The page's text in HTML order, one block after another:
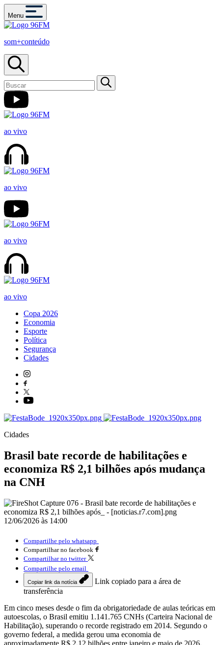
Menu
som+conteúdo
ao vivo
ao vivo
ao vivo
ao vivo
Copa 2026
Economia
Esporte
Política
Segurança
Cidades
Cidades
Brasil bate recorde de habilitações e
economiza R$ 2,1 bilhões após mudança
na CNH
12/06/2026 às 14:00
Compartilhe pelo whatsapp
Compartilhar no facebook
Compartilhar no twitter
Compartilhe pelo email
Copiar link da notícia
Link copiado para a área de
transferência
Em cinco meses desde o fim da obrigatoriedade de aulas teóricas em
autoescolas, o Brasil emitiu 1.141.765 CNHs (Carteira Nacional de
Habilitação), superando o recorde registrado em 2014. Segundo o
governo federal, a medida gerou uma economia de
aproximadamente R$ 2,12 bilhões entre janeiro e maio de 2026.